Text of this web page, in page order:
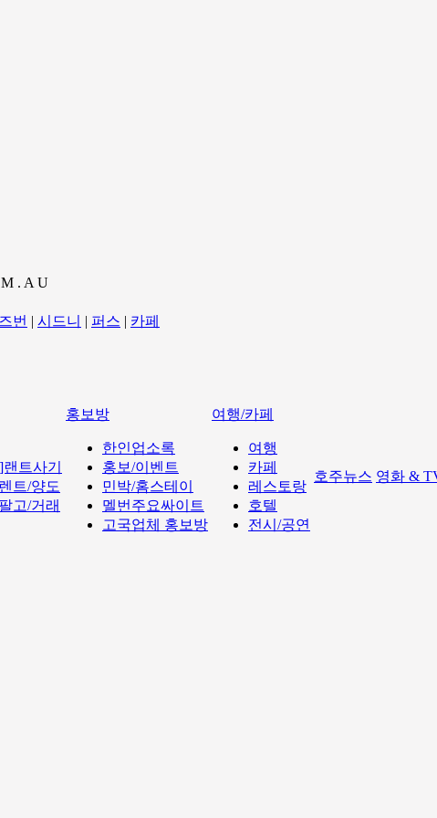
. A U
번 | 시드니 | 퍼스 | 카페
트사기
트/양도
고/거래
홍보방
한인업소록
홍보/이벤트
민박/홈스테이
멜번주요싸이트
고국업체 홍보방
여행/카페
여행
카페
레스토랑
호텔
전시/공연
호주뉴스 영화 &